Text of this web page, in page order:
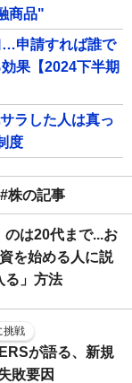
商品"
…申請すれば誰で
果【2024下半期
ラした人は真っ
度
#株の記事
のは20代まで...お
を始める人に説
る」方法
挑戦
が語る、新規
敗要因